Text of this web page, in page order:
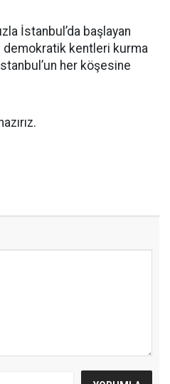
İstanbul’da başlayan
demokratik kentleri kurma
her köşesine